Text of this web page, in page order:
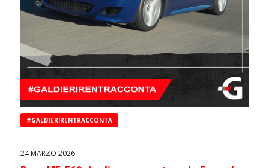
#GALDIERIRENTRACCONTA
24 MARZO 2026